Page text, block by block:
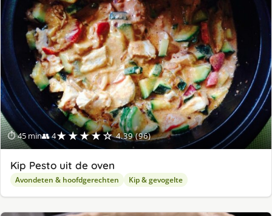
⏱ 45 min👥 4★★★★☆ 4.39 (96)
Kip Pesto uit de oven
Avondeten & hoofdgerechten Kip & gevogelte